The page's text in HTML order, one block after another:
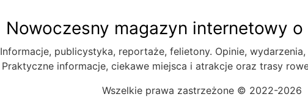
Nowoczesny magazyn internetowy o
Informacje, publicystyka, reportaże, felietony. Opinie,
Praktyczne informacje, ciekawe miejsca i atrakcje oraz trasy
Wszelkie prawa zastrzeżone © 2022-2026